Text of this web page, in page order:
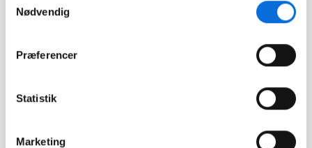
Nødvendig
Præferencer
Statistik
Marketing